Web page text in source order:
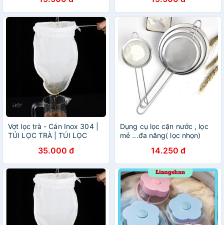
Vợt lọc trà - Cán Inox 304 |
TÚI LỌC TRÀ | TÚI LỌC
LỌC CÓ CÁN | LỌC VẢI
35.000 đ
Dụng cụ lọc cặn nước , lọc
mẻ ...đa năng( lọc nhọn)
14.250 đ